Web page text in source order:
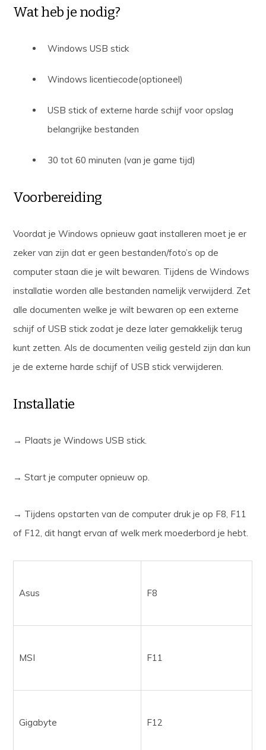
Wat heb je nodig?
Windows USB stick
Windows licentiecode(optioneel)
USB stick of externe harde schijf voor opslag
belangrijke bestanden
30 tot 60 minuten (van je game tijd)
Voorbereiding
Voordat je Windows opnieuw gaat installeren moet je er
zeker van zijn dat er geen bestanden/foto’s op de
computer staan die je wilt bewaren. Tijdens de Windows
installatie worden alle bestanden namelijk verwijderd. Zet
alle documenten welke je wilt bewaren op een externe
schijf of USB stick zodat je deze later gemakkelijk terug
kunt zetten. Als de documenten veilig gesteld zijn dan kun
je de externe harde schijf of USB stick verwijderen.
Installatie
→ Plaats je Windows USB stick.
→ Start je computer opnieuw op.
→ Tijdens opstarten van de computer druk je op F8, F11
of F12, dit hangt ervan af welk merk moederbord je hebt.
Asus F8
MSI F11
Gigabyte F12